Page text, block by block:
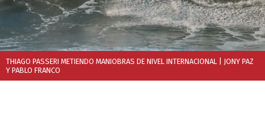
THIAGO PASSERI METIENDO MANIOBRAS DE NIVEL INTERNACIONAL | JONY PAZ
Y PABLO FRANCO